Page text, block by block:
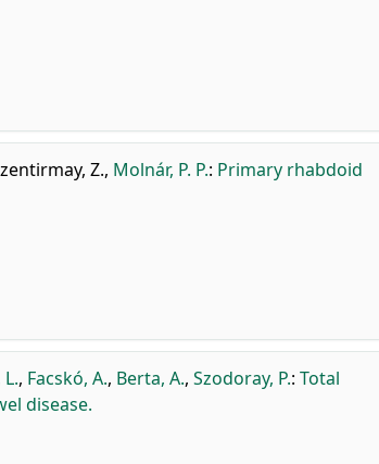
Z., Molnár, P. P.: Primary rhabdoid
, Facskó, A., Berta, A., Szodoray, P.: Total
disease.